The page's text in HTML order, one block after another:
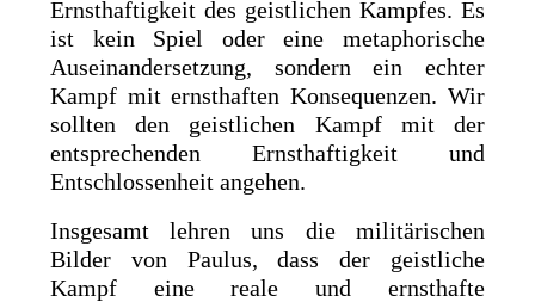
Ernsthaftigkeit des geistlichen Kampfes. Es
ist kein Spiel oder eine metaphorische
Auseinandersetzung, sondern ein echter
Kampf mit ernsthaften Konsequenzen. Wir
sollten den geistlichen Kampf mit der
entsprechenden Ernsthaftigkeit und
Entschlossenheit angehen.
Insgesamt lehren uns die militärischen
Bilder von Paulus, dass der geistliche
Kampf eine reale und ernsthafte